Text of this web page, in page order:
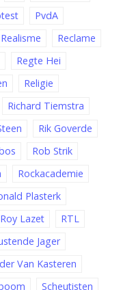
PvdA
Realisme
Reclame
Regte Hei
Religie
Richard Tiemstra
Rik Goverde
Rob Strik
Rockacademie
Plasterk
Roy Lazet
RTL
Jager
Van Kasteren
Scheutisten